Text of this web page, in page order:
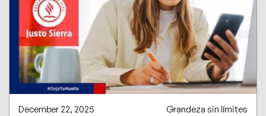
December 22, 2025 Grandeza sin límites